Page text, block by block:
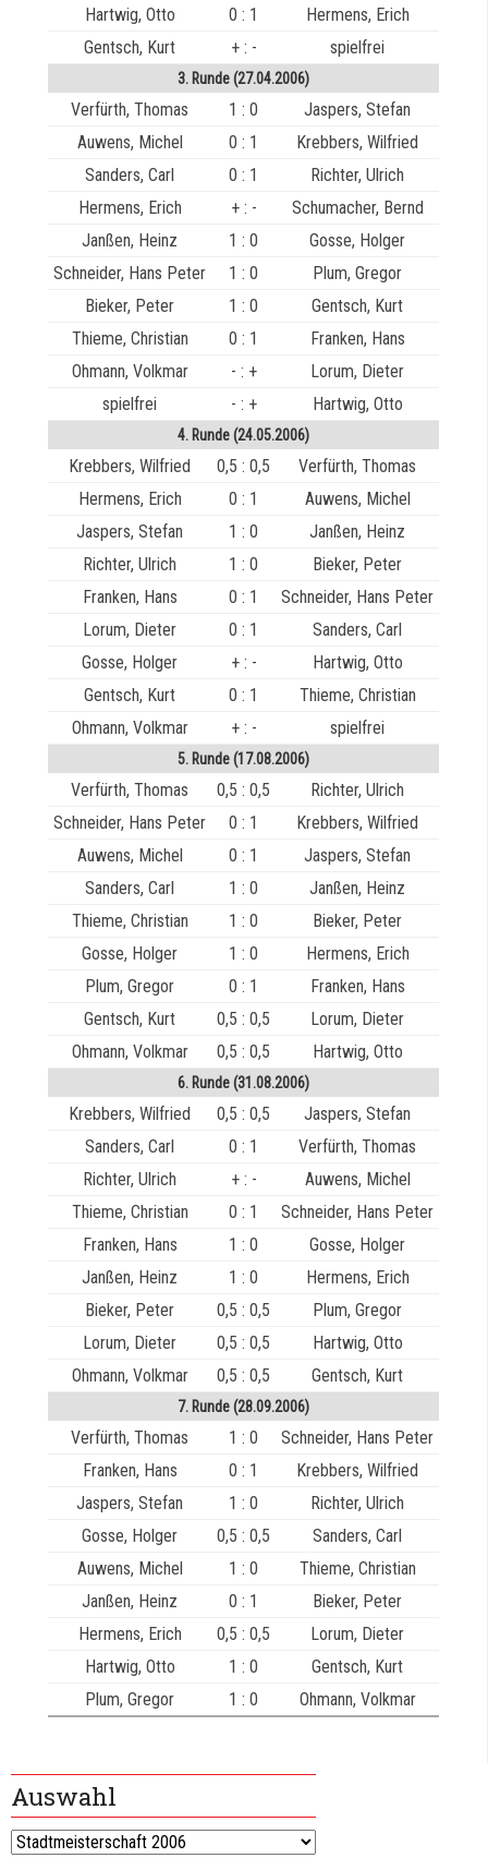
Hartwig, Otto
0 : 1
Hermens, Erich
Gentsch, Kurt
+ : - spielfrei
3. Runde (27.04.2006)
Verfürth, Thomas 1 : 0
Jaspers, Stefan
Auwens, Michel
0 : 1
Krebbers, Wilfried
Sanders, Carl
0 : 1
Richter, Ulrich
Hermens, Erich
+ : -
Schumacher, Bernd
Janßen, Heinz
1 : 0
Gosse, Holger
Schneider, Hans Peter
1 : 0
Plum, Gregor
Bieker, Peter
1 : 0
Gentsch, Kurt
Thieme, Christian
0 : 1
Franken, Hans
Ohmann, Volkmar
- : +
Lorum, Dieter
spielfrei
- : + Hartwig, Otto
4. Runde (24.05.2006)
Krebbers, Wilfried 0,5 : 0,5
Verfürth, Thomas
Hermens, Erich
0 : 1
Auwens, Michel
Jaspers, Stefan
1 : 0
Janßen, Heinz
Richter, Ulrich
1 : 0
Bieker, Peter
Franken, Hans
0 : 1
Schneider, Hans Peter
Lorum, Dieter
0 : 1
Sanders, Carl
Gosse, Holger
+ : -
Hartwig, Otto
Gentsch, Kurt
0 : 1
Thieme, Christian
Ohmann, Volkmar
+ : - spielfrei
5. Runde (17.08.2006)
Verfürth, Thomas 0,5 : 0,5
Richter, Ulrich
Schneider, Hans Peter
0 : 1
Krebbers, Wilfried
Auwens, Michel
0 : 1
Jaspers, Stefan
Sanders, Carl
1 : 0
Janßen, Heinz
Thieme, Christian
1 : 0
Bieker, Peter
Gosse, Holger
1 : 0
Hermens, Erich
Plum, Gregor
0 : 1
Franken, Hans
Gentsch, Kurt
0,5 : 0,5
Lorum, Dieter
Ohmann, Volkmar
0,5 : 0,5 Hartwig, Otto
6. Runde (31.08.2006)
Krebbers, Wilfried 0,5 : 0,5
Jaspers, Stefan
Sanders, Carl
0 : 1
Verfürth, Thomas
Richter, Ulrich
+ : -
Auwens, Michel
Thieme, Christian
0 : 1
Schneider, Hans Peter
Franken, Hans
1 : 0
Gosse, Holger
Janßen, Heinz
1 : 0
Hermens, Erich
Bieker, Peter
0,5 : 0,5
Plum, Gregor
Lorum, Dieter
0,5 : 0,5
Hartwig, Otto
Ohmann, Volkmar
0,5 : 0,5 Gentsch, Kurt
7. Runde (28.09.2006)
Verfürth, Thomas 1 : 0
Schneider, Hans Peter
Franken, Hans
0 : 1
Krebbers, Wilfried
Jaspers, Stefan
1 : 0
Richter, Ulrich
Gosse, Holger
0,5 : 0,5
Sanders, Carl
Auwens, Michel
1 : 0
Thieme, Christian
Janßen, Heinz
0 : 1
Bieker, Peter
Hermens, Erich
0,5 : 0,5
Lorum, Dieter
Hartwig, Otto
1 : 0
Gentsch, Kurt
Plum, Gregor
1 : 0 Ohmann, Volkmar
Auswahl